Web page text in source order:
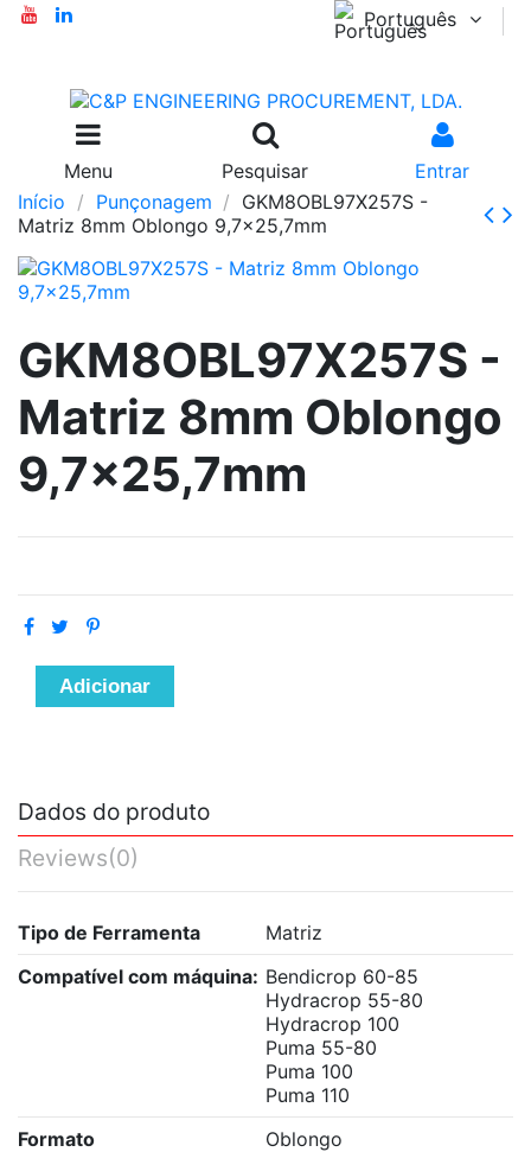
Português
Menu Pesquisar
Entrar
Início
Punçonagem
GKM8OBL97X257S -
Matriz 8mm Oblongo 9,7x25,7mm
GKM8OBL97X257S -
Matriz 8mm Oblongo
9,7x25,7mm
Adicionar
Dados do produto
Reviews(0)
Tipo de Ferramenta
Matriz
Compatível com máquina: Bendicrop 60-85
Hydracrop 55-80
Hydracrop 100
Puma 55-80
Puma 100
Puma 110
Formato
Oblongo